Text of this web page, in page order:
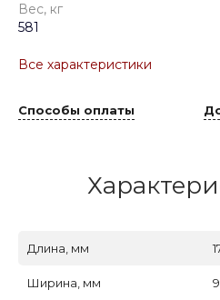
Вес, кг
581
Все характеристики
Способы оплаты
Длина, мм
Ширина, мм